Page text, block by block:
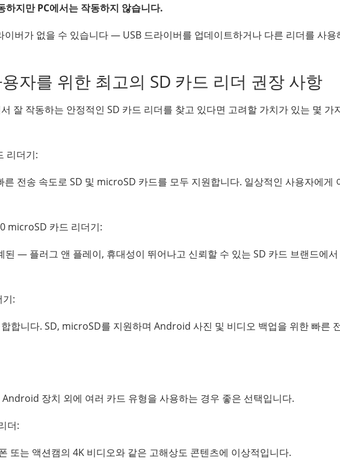
지만 PC에서는 작동하지 않습니다.
이버가 없을 수 있습니다 — USB 드라이버를 업데이트하거나 다른 리더를 사용
자를 위한 최고의 SD 카드 리더 권장 사항
잘 작동하는 안정적인 SD 카드 리더를 찾고 있다면 고려할 가치가 있는 몇 가
리더기:
전송 속도로 SD 및 microSD 카드를 모두 지원합니다. 일상적인 사용자에게
microSD 카드 리더기:
— 플러그 앤 플레이, 휴대성이 뛰어나고 신뢰할 수 있는 SD 카드 브랜드에
기:
합니다. SD, microSD를 지원하며 Android 사진 및 비디오 백업을 위한 빠른
장치 외에 여러 카드 유형을 사용하는 경우 좋은 선택입니다.
더:
또는 액션캠의 4K 비디오와 같은 고해상도 콘텐츠에 이상적입니다.